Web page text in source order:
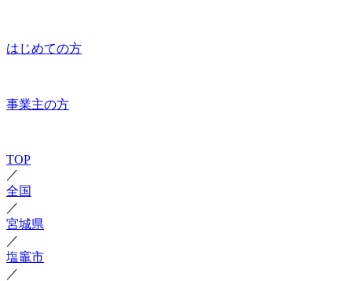
はじめての方
事業主の方
TOP
／
全国
／
宮城県
／
塩竈市
／